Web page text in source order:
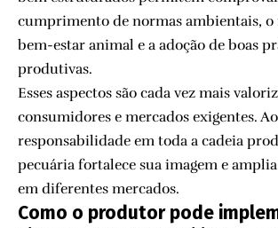
cumprimento de normas ambientais, o
bem-estar animal e a adoção de boas
produtivas.
Esses aspectos são cada vez mais
consumidores e mercados exigentes.
responsabilidade em toda a cadeia
pecuária fortalece sua imagem e
em diferentes mercados.
Como o produtor pode